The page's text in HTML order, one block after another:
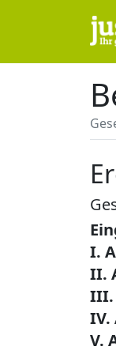
I.
II.
III.
IV.
V.